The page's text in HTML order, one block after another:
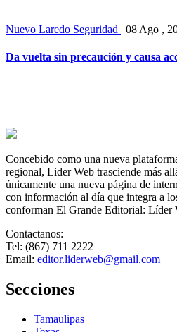
Nuevo Laredo Seguridad | 08 Ago ,
Da vuelta sin precaución y causa
Concebido como una nueva
regional, Lider Web trasciende más
únicamente una nueva página de
con información al día que integra a
conforman El Grande Editorial: Líder
Contactanos:
Tel: (867) 711 2222
Email: editor.liderweb@gmail.com
Secciones
Tamaulipas